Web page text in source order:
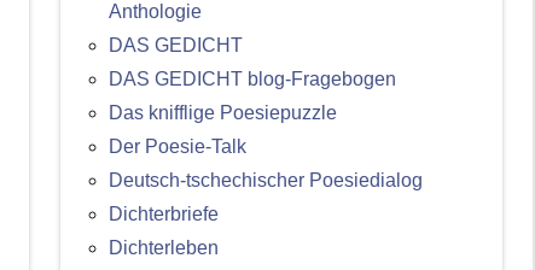
Anthologie
DAS GEDICHT
DAS GEDICHT blog-Fragebogen
Das knifflige Poesiepuzzle
Der Poesie-Talk
Deutsch-tschechischer Poesiedialog
Dichterbriefe
Dichterleben